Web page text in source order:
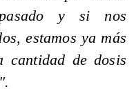
y si nos
estamos ya más
de dosis